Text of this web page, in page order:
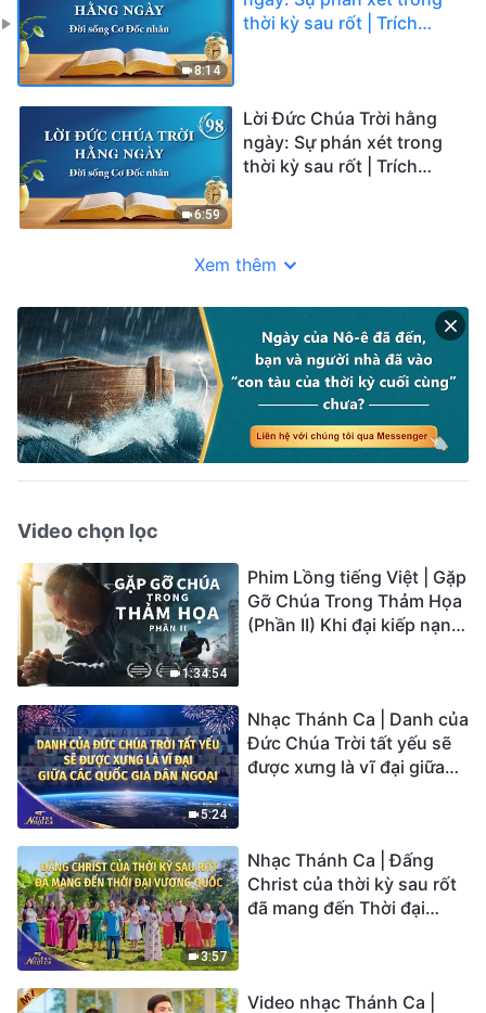
8:14
thời kỳ sau rốt | Trích
6:59
Lời Đức Chúa Trời hằng
ngày: Sự phán xét trong
thời kỳ sau rốt | Trích
Xem thêm
Video chọn lọc
1:34:54
Phim Lồng tiếng Việt | Gặp
Gỡ Chúa Trong Thảm Họa
(Phần II) Khi đại kiếp nạn
5:24
Nhạc Thánh Ca | Danh của
Đức Chúa Trời tất yếu sẽ
được xưng là vĩ đại giữa
3:57
Nhạc Thánh Ca | Đấng
Christ của thời kỳ sau rốt
đã mang đến Thời đại
Video nhạc Thánh Ca |